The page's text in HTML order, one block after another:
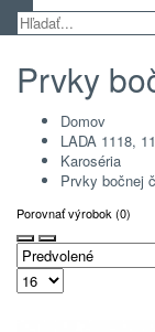
Prvky
Domov
LADA 1118,
Karoséria
Prvky bočnej
Porovnať výrobok (0)